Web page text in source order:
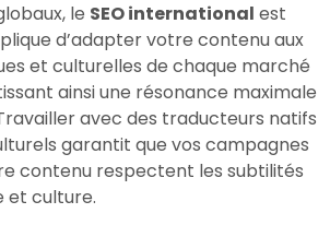
le SEO international est
d’adapter votre contenu aux
et culturelles de chaque marché
ainsi une résonance maximale
avec des traducteurs natifs
garantit que vos campagnes
contenu respectent les subtilités
et culture.